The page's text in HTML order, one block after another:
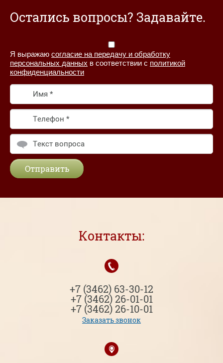
Остались вопросы? Задавайте.
Я выражаю согласие на передачу и обработку
персональных данных в соответствии с политикой
конфиденциальности
Отправить
Контакты:
+7 (3462) 63-30-12
+7 (3462) 26-01-01
+7 (3462) 26-10-01
Заказать звонок